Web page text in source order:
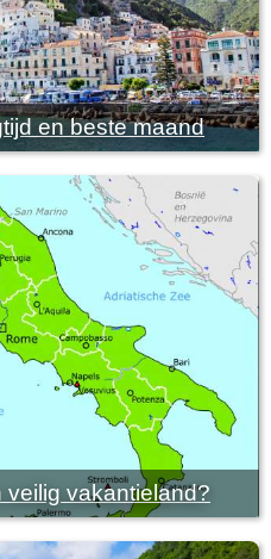
en beste maand
veilig vakantieland?